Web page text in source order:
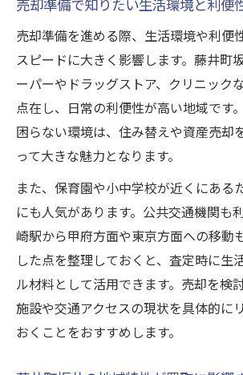
報
地域の名物が売却エリアの印
ご当地グルメが買取市場に
藤井町坂井の特産品で地域価
特産品を知ることで買取準
郵便番号・住所確認が買取前の
買取手続き前に必須の住所
売却準備で郵便番号の正確
藤井町坂井周辺の郵便番号
買取契約時に役立つ住所確
目
売却準備で知りたい生活環境と利便
売却準備を進める際、生活環境や利便
スピードに大きく影響します。藤井町
ーパーやドラッグストア、クリニック
点在し、日常の利便性が高い地域です
困らない環境は、住み替えや資産売却
って大きな魅力となります。
また、保育園や小中学校が近くにある
にも人気があります。公共交通機関も
崎駅から甲府方面や東京方面への移動
した点を整理しておくと、査定時に生
ル材料として活用できます。売却を検
施設や交通アクセスの現状を具体的に
おくことをおすすめします。